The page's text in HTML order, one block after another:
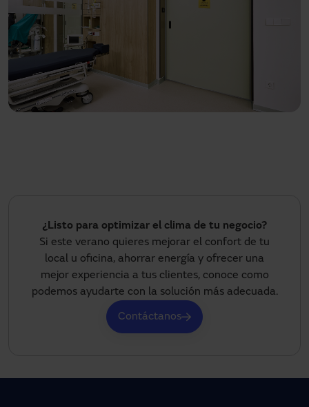
¿Listo para optimizar el clima de tu negocio?
Si este verano quieres mejorar el confort de tu
local u oficina, ahorrar energía y ofrecer una
mejor experiencia a tus clientes, conoce como
podemos ayudarte con la solución más adecuada.
Contáctanos